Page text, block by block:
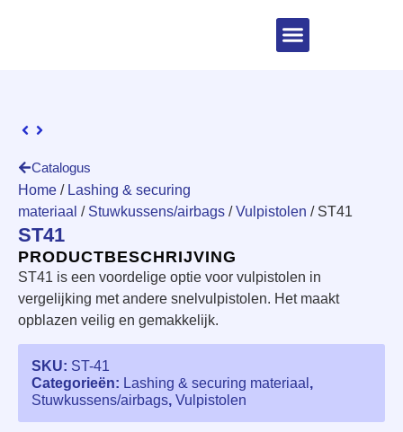
Catalogus
Home / Lashing & securing
materiaal / Stuwkussens/airbags /Vulpistolen / ST41
ST41
PRODUCTBESCHRIJVING
ST41 is een voordelige optie voor vulpistolen in
vergelijking met andere snelvulpistolen. Het maakt
opblazen veilig en gemakkelijk.
SKU: ST-41
Categorieën: Lashing & securing materiaal ,
Stuwkussens/airbags, Vulpistolen